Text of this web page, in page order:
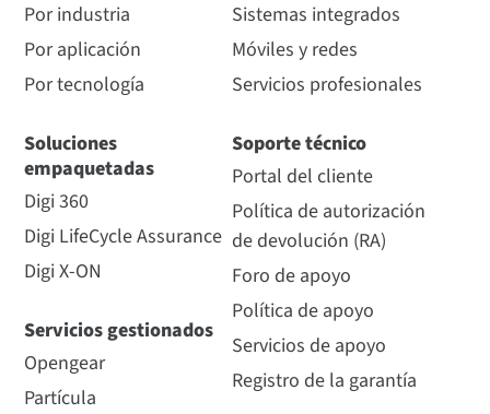
Por industria
Por aplicación
Por tecnología
Soluciones
empaquetadas
Digi 360
Digi LifeCycle Assurance
Digi X-ON
Servicios gestionados
Opengear
Partícula
Sistemas integrados
Móviles y redes
Servicios profesionales
Soporte técnico
Portal del cliente
Política de autorización
de devolución (RA)
Foro de apoyo
Política de apoyo
Servicios de apoyo
Registro de la garantía